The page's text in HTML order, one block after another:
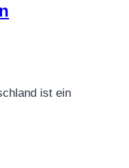
ist ein